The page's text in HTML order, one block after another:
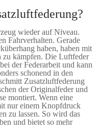
wieder auf Niveau.
Fahrverhalten. Gerade
haben, haben mit
zu kämpfen. Die Luftfeder
der Federarbeit und kann
schonend in den
Zusatzluftfederung
der Originalfeder und
montiert. Wenn eine
nur einem Knopfdruck
zu lassen. So wird das
und bietet so mehr